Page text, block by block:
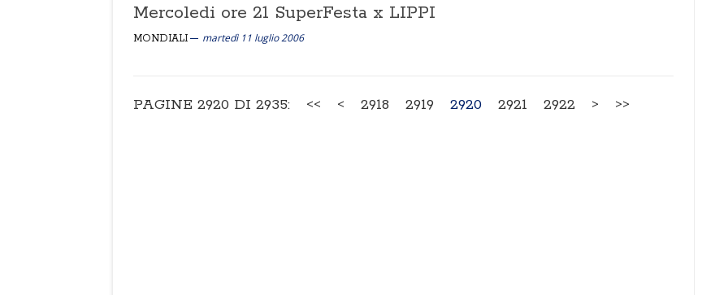
Mercoledi ore 21 SuperFesta x LIPPI
MONDIALI martedì 11 luglio 2006
PAGINE 2920 DI 2935: << < 2918 2919 2920 2921 2922 > >>